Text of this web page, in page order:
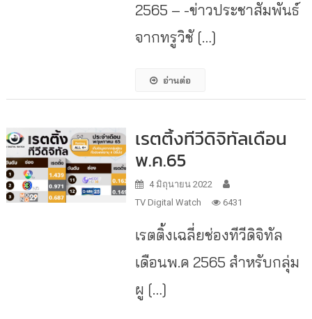
2565 – -ข่าวประชาสัมพันธ์
จากทรูวิชั […]
อ่านต่อ
เรตติ้งทีวีดิจิทัลเดือน
พ.ค.65
4 มิถุนายน 2022
TV Digital Watch
6431
เรตติ้งเฉลี่ยช่องทีวีดิจิทัล
เดือนพ.ค 2565 สำหรับกลุ่ม
ผู […]